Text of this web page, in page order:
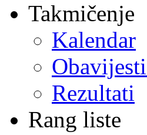
Takmičenje
Kalendar
Rezultati
Rang liste